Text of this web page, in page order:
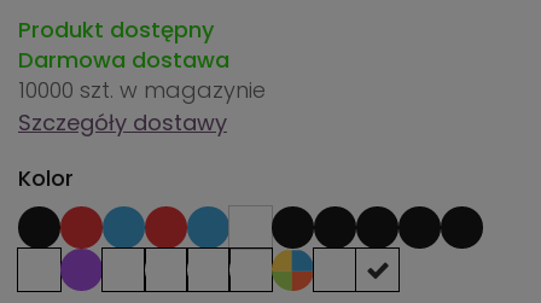
Produkt dostępny
Darmowa dostawa
10000 szt. w magazynie
Szczegóły dostawy
Kolor